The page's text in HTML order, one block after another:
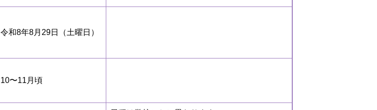
令和8年8月29日（土曜日）
10〜11月頃